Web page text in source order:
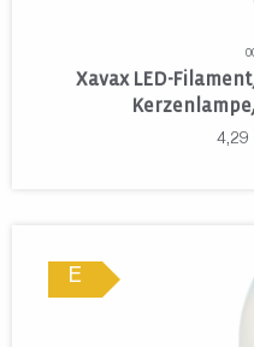
Xavax LED-
4,29
E